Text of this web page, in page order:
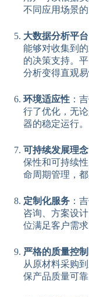
不同应用场景的
大数据分析平台
能够对收集到
的决策支持。
分析变得直观易
环境适应性 ：
行了优化，无
器的稳定运行。
可持续发展理念
保性和可持续
命周期管理，
定制化服务 ：
咨询、方案设
位满足客户需求
严格的质量控制
从原材料采购
保产品质量可靠